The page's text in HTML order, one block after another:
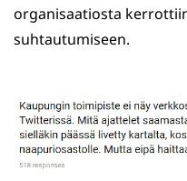
organisaatiosta
suhtautumiseen.